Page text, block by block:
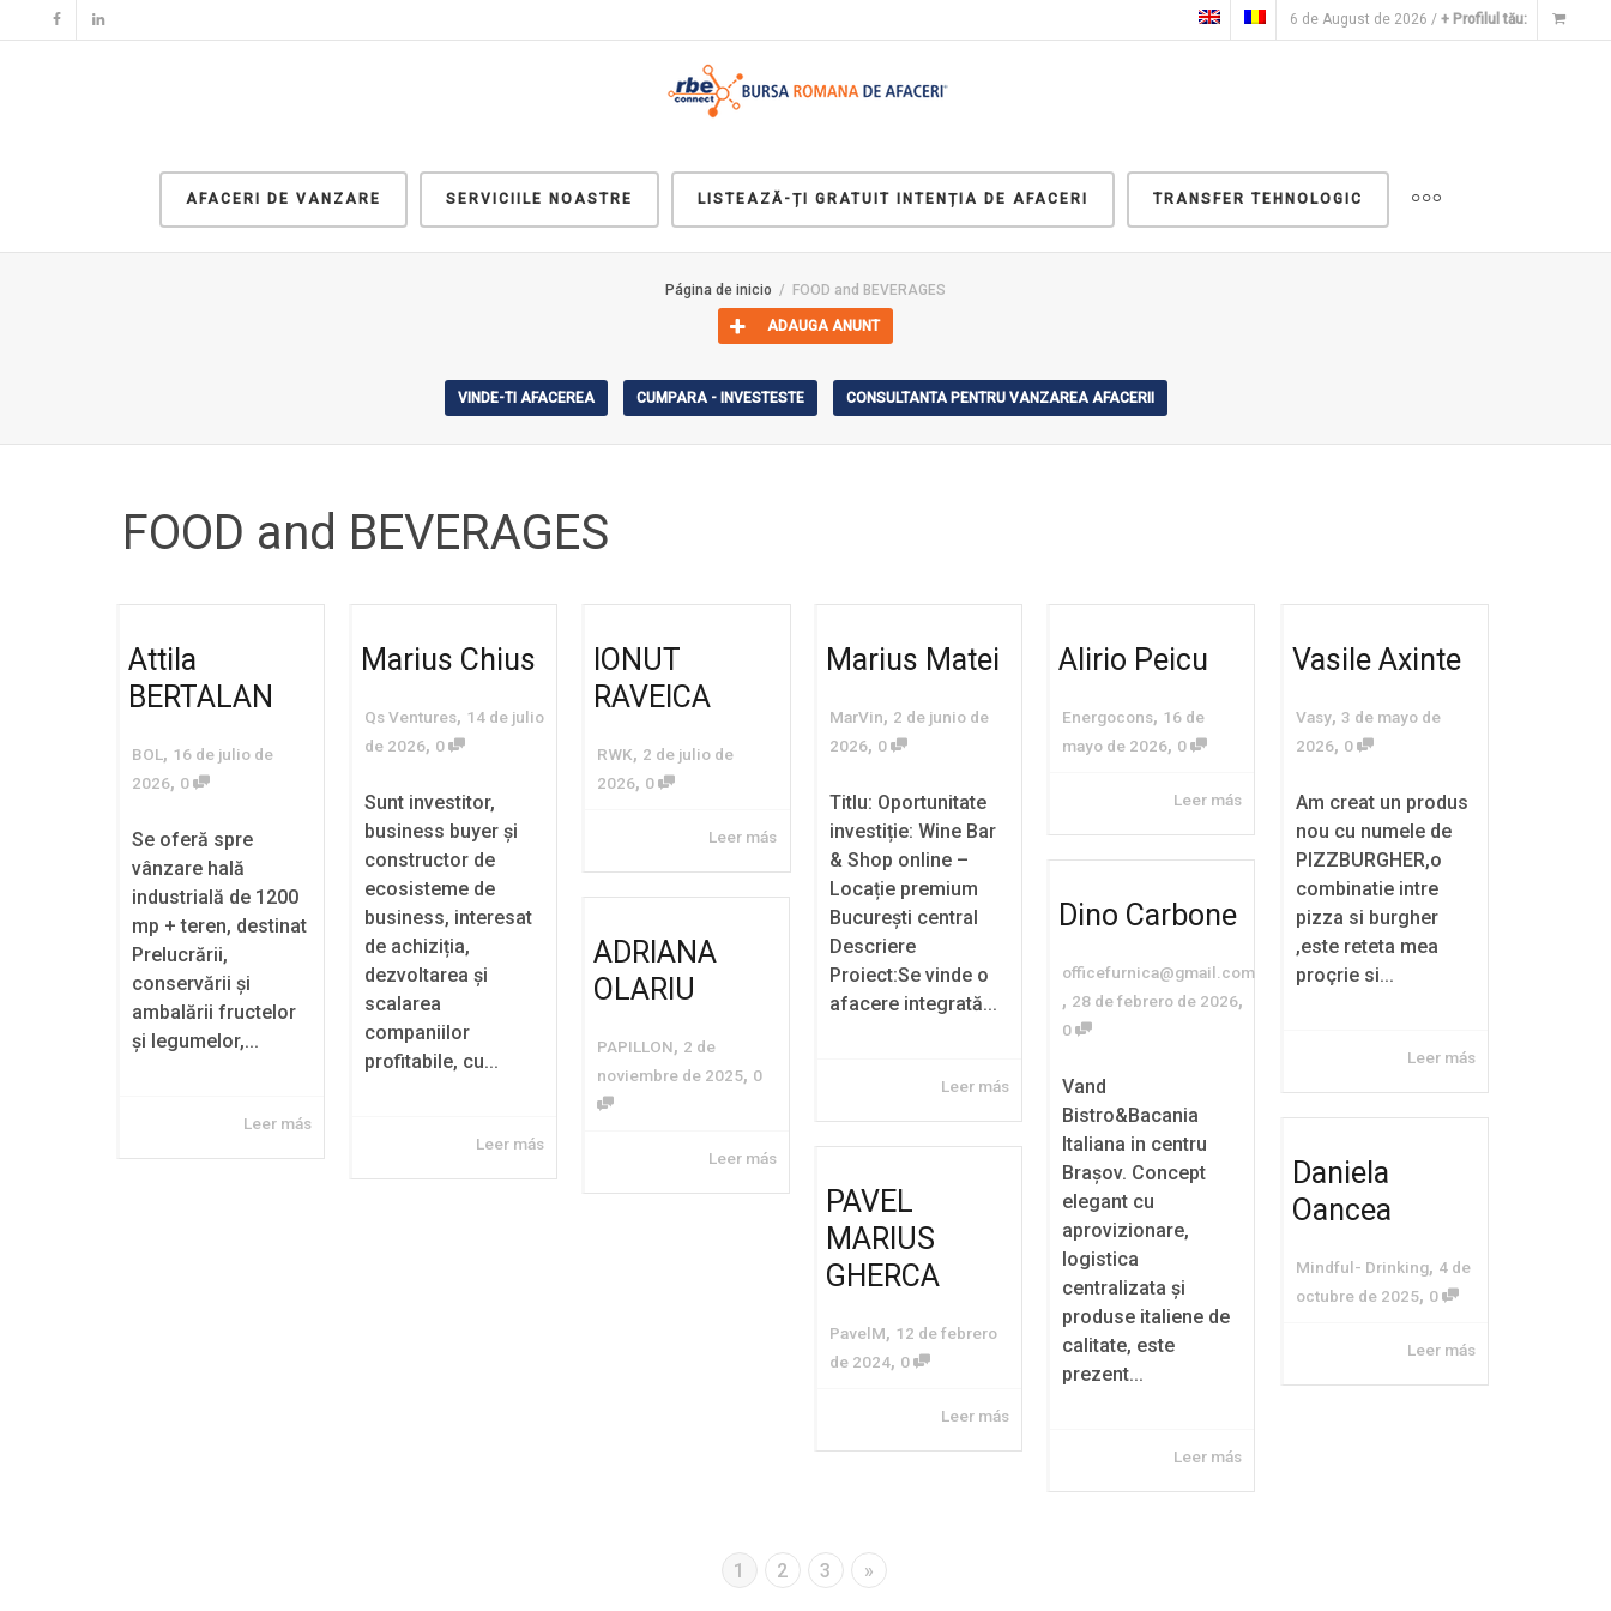
6 de August de 2026 / + Profilul tău:
AFACERI DE VANZARE SERVICIILE NOASTRE LISTEAZĂ-ȚI GRATUIT INTENȚIA DE AFACERI TRANSFER TEHNOLOGIC
Página de inicio FOOD and BEVERAGES
ADAUGA ANUNT
VINDE-TI AFACEREA CUMPARA - INVESTESTE CONSULTANTA PENTRU VANZAREA AFACERII
FOOD and BEVERAGES
Attila
BERTALAN
BOL , 16 de julio de
2026, 0
Se oferă spre
vânzare hală
industrială de 1200
mp + teren, destinat
Prelucrării,
conservării și
ambalării fructelor
și legumelor,...
Leer más
Marius Chius
Qs Ventures, 14 de julio
de 2026, 0
Sunt investitor,
business buyer și
constructor de
ecosisteme de
business, interesat
de achiziția,
dezvoltarea și
scalarea
companiilor
profitabile, cu...
Leer más
IONUT
RAVEICA
RWK, 2 de julio de
2026, 0
Leer más
Marius Matei
MarVin, 2 de junio de
2026, 0
Titlu: Oportunitate
investiție: Wine Bar
& Shop online –
Locație premium
București central
Descriere
Proiect:Se vinde o
afacere integrată...
Leer más
Alirio Peicu
Energocons, 16 de
mayo de 2026, 0
Leer más
Vasile Axinte
Vasy, 3 de mayo de
2026, 0
Am creat un produs
nou cu numele de
PIZZBURGHER,o
combinatie intre
pizza si burgher
,este reteta mea
proçrie si...
Leer más
Dino Carbone
officefurnica@gmail.com
, 28 de febrero de 2026,
0
Vand
Bistro&Bacania
Italiana in centru
Brașov. Concept
elegant cu
aprovizionare,
logistica
centralizata și
produse italiene de
calitate, este
prezent...
Leer más
ADRIANA
OLARIU
PAPILLON, 2 de
noviembre de 2025, 0
Leer más
Daniela
Oancea
Mindful- Drinking, 4 de
octubre de 2025, 0
Leer más
PAVEL
MARIUS
GHERCA
PavelM, 12 de febrero
de 2024, 0
Leer más
1 2 3 »